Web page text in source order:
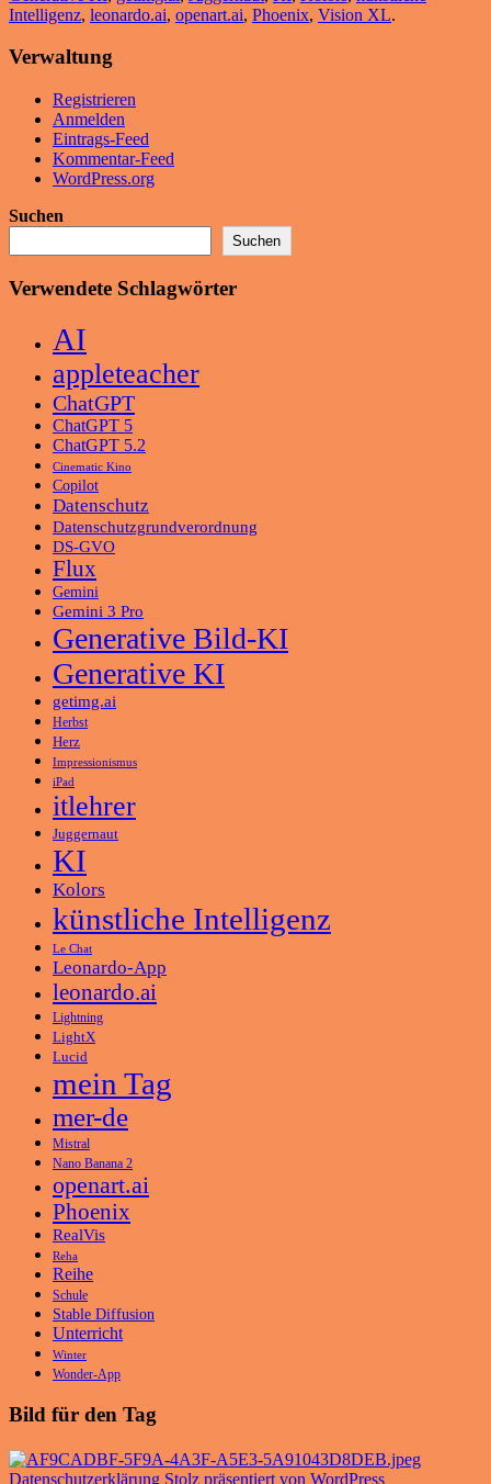
Intelligenz, leonardo.ai, openart.ai, Phoenix, Vision XL.
Verwaltung
Registrieren
Anmelden
Eintrags-Feed
Kommentar-Feed
WordPress.org
Suchen
Suchen
Verwendete Schlagwörter
AI
appleteacher
ChatGPT
ChatGPT 5
ChatGPT 5.2
Cinematic Kino
Copilot
Datenschutz
Datenschutzgrundverordnung
DS-GVO
Flux
Gemini
Gemini 3 Pro
Generative Bild-KI
Generative KI
getimg.ai
Herbst
Herz
Impressionismus
iPad
itlehrer
Juggernaut
KI
Kolors
künstliche Intelligenz
Le Chat
Leonardo-App
leonardo.ai
Lightning
LightX
Lucid
mein Tag
mer-de
Mistral
Nano Banana 2
openart.ai
Phoenix
RealVis
Reha
Reihe
Schule
Stable Diffusion
Unterricht
Winter
Wonder-App
Bild für den Tag
Datenschutzerklärung Stolz präsentiert von WordPress